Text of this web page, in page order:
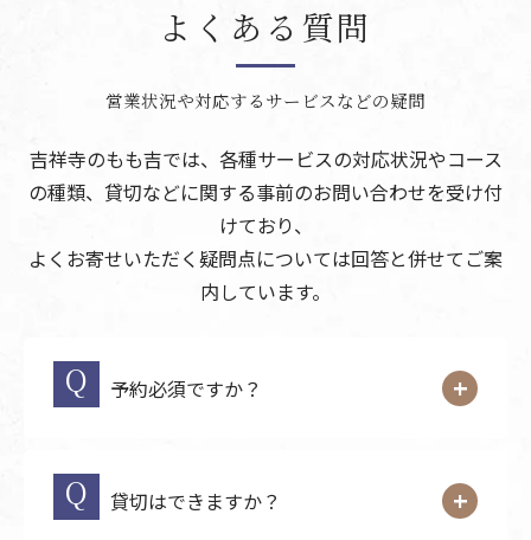
営業状況や対応するサービスなどの疑問
よくある質問
吉祥寺のもも吉では、各種サービスの対応状況やコース
の種類、貸切などに関する事前のお問い合わせを受け付
けており、
よくお寄せいただく疑問点については回答と併せてご案
内しています。
予約必須ですか？
貸切はできますか？